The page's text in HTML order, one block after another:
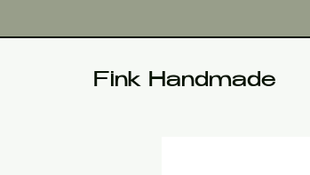
Fink Handmade